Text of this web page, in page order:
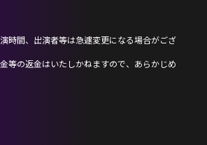
時間、出演者等は急遽変更になる場合がござ
等の返金はいたしかねますので、あらかじめ